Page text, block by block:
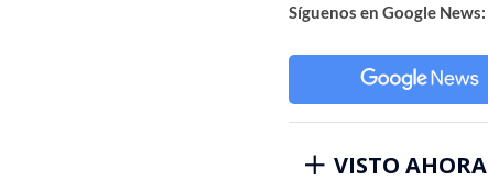
Síguenos en Google News:
VISTO AHORA